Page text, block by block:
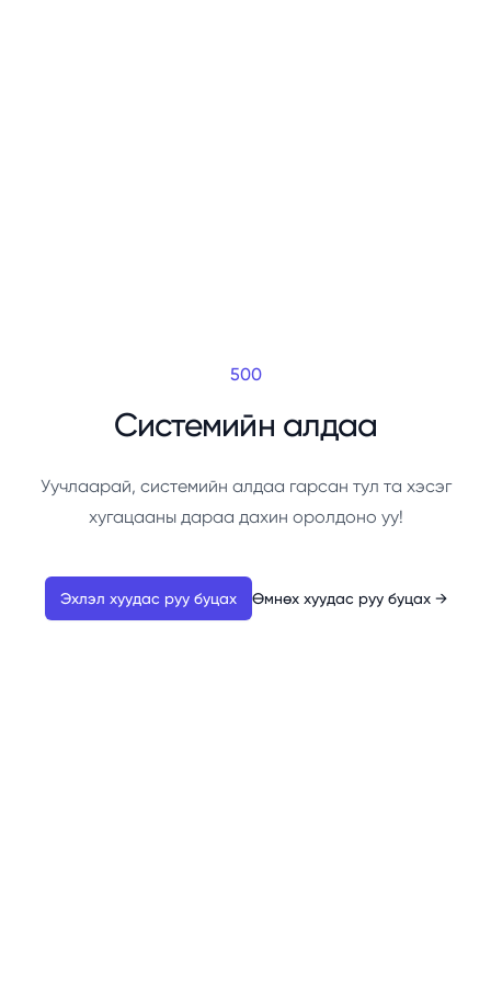
500
Системийн алдаа
Уучлаарай, системийн алдаа гарсан тул та хэсэг
хугацааны дараа дахин оролдоно уу!
Эхлэл хуудас руу буцах Өмнөх хуудас руу буцах →